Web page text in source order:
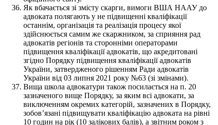
Як вбачається зі змісту скарги, вимоги ВША НААУ до
адвоката полягають у не підвищенні кваліфікації
останнім, організація та реалізація процесу якої
здійснюється самим же скаржником, за сприяння рад
адвокатів регіонів та сторонніми операторами
підвищення кваліфікації адвокатів, що акредитовані
згідно Порядку підвищення кваліфікації адвокатів
України, затвердженого рішенням Ради адвокатів
України від 03 липня 2021 року №63 (зі змінами).
Вища школа адвокатури також посилається на п. 20
зазначеного вище Порядку, за яким всі адвокати, за
виключенням окремих категорій, зазначених в Порядку,
зобов’язані підвищувати кваліфікацію адвоката на рівні
10 годин на рік (10 залікових балів), а звітним роком з